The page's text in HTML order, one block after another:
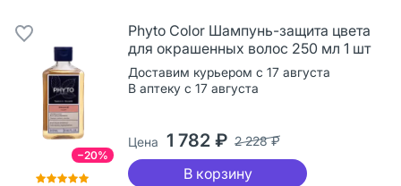
−20%
Phyto Color Шампунь-защита цвета
для окрашенных волос 250 мл 1 шт
Доставим курьером с 17 августа
В аптеку с 17 августа
Цена 1 782 ₽ 2 228 ₽
В корзину